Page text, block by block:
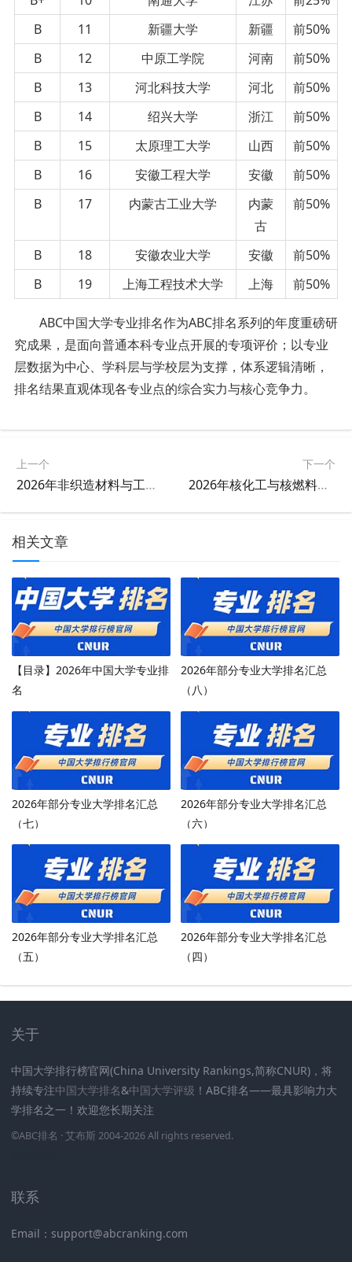
B
11 新疆大学 新疆
前50%
B
12 中原工学院 河南
前50%
B
13 河北科技大学 河北
前50%
B
14 绍兴大学 浙江
前50%
B
15 太原理工大学 山西
前50%
B
16 安徽工程大学 安徽
前50%
B
17 内蒙古工业大学
内蒙
古
前50%
B 18 安徽农业大学 安徽
前50%
B
19 上海工程技术大学 上海 前50%
ABC中国大学专业排名作为ABC排名系列的年度重磅研
究成果，是面向普通本科专业点开展的专项评价；以专业
层数据为中心、学科层与学校层为支撑，体系逻辑清晰，
排名结果直观体现各专业点的综合实力与核心竞争力。
上一个
2026年非织造材料与工程专业大学排名
下一个
2026年核化工与核燃料工程专业大学排名
相关文章
【目录】2026年中国大学专业排
名
2026年部分专业大学排名汇总
（八）
2026年部分专业大学排名汇总
（七）
2026年部分专业大学排名汇总
（六）
2026年部分专业大学排名汇总
（五）
2026年部分专业大学排名汇总
（四）
关于
中国大学排行榜官网(China University Rankings,简称CNUR)，将
持续专注中国大学排名&中国大学评级 ！ABC排名——最具影响力大
学排名之一！欢迎您长期关注
©ABC排名 · 艾布斯 2004-2026 All rights reserved.
联系
Email：support@abcranking.com